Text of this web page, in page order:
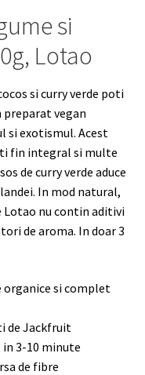
si
Lotao
si curry verde poti
preparat vegan
si exotismul. Acest
fin integral si multe
de curry verde aduce
In mod natural,
Lotao nu contin aditivi
de aroma. In doar 3
si complet
de Jackfruit
3-10 minute
de fibre